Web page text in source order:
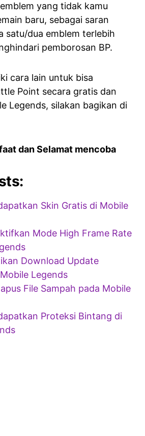
yang tidak kamu
baru, sebagai saran
satu/dua emblem terlebih
pemborosan BP.
cara lain untuk bisa
Point secara gratis dan
Legends, silakan bagikan di
dan Selamat mencoba
Skin Gratis di Mobile
Mode High Frame Rate
Download Update
Legends
File Sampah pada Mobile
Proteksi Bintang di